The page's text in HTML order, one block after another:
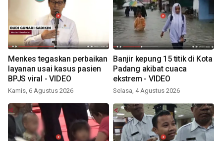
Menkes tegaskan perbaikan
layanan usai kasus pasien
BPJS viral - VIDEO
Kamis, 6 Agustus 2026
Banjir kepung 15 titik di Kota
Padang akibat cuaca
ekstrem - VIDEO
Selasa, 4 Agustus 2026